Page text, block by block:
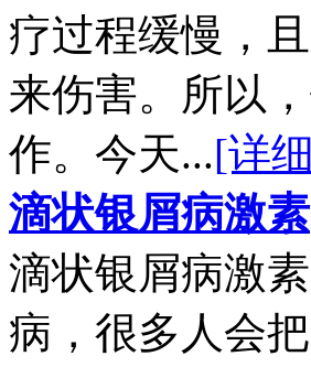
疗过程缓慢，
来伤害。所以
作。今天...[详
滴状银屑病激素
滴状银屑病激
病，很多人会